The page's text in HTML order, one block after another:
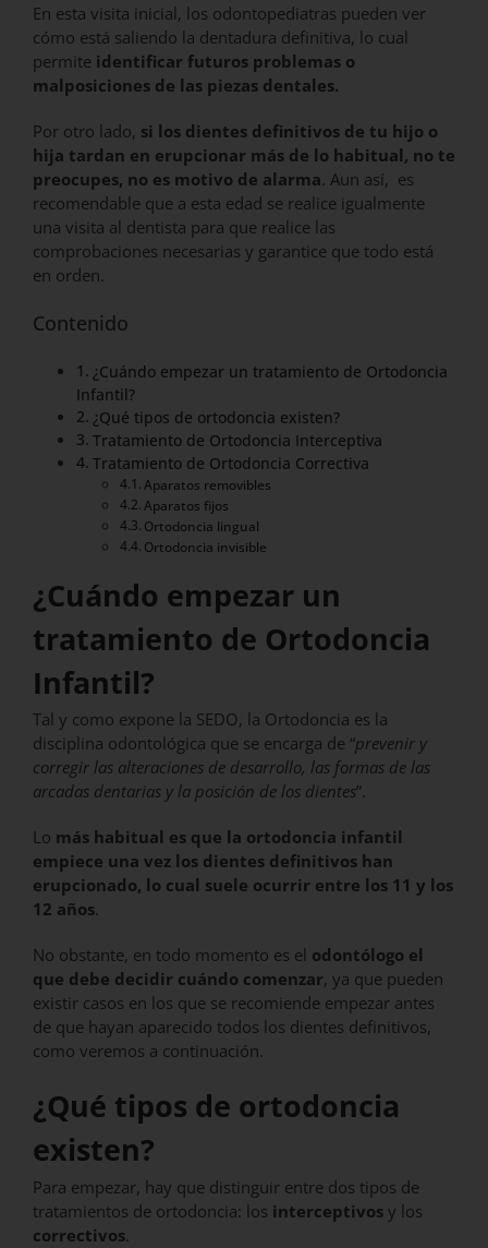
En esta visita inicial, los odontopediatras pueden ver
cómo está saliendo la dentadura definitiva, lo cual
permite identificar futuros problemas o
malposiciones de las piezas dentales.
Por otro lado, si los dientes definitivos de tu hijo o
hija tardan en erupcionar más de lo habitual, no te
preocupes, no es motivo de alarma. Aun así, es
recomendable que a esta edad se realice igualmente
una visita al dentista para que realice las
comprobaciones necesarias y garantice que todo está
en orden.
Contenido
¿Cuándo empezar un tratamiento de Ortodoncia
Infantil?
¿Qué tipos de ortodoncia existen?
Tratamiento de Ortodoncia Interceptiva
Tratamiento de Ortodoncia Correctiva
Aparatos removibles
Aparatos fijos
Ortodoncia lingual
Ortodoncia invisible
¿Cuándo empezar un
tratamiento de Ortodoncia
Infantil?
Tal y como expone la SEDO, la Ortodoncia es la
disciplina odontológica que se encarga de “prevenir y
corregir las alteraciones de desarrollo, las formas de las
arcadas dentarias y la posición de los dientes”.
Lo más habitual es que la ortodoncia infantil
empiece una vez los dientes definitivos han
erupcionado, lo cual suele ocurrir entre los 11 y los
12 años.
No obstante, en todo momento es el odontólogo el
que debe decidir cuándo comenzar, ya que pueden
existir casos en los que se recomiende empezar antes
de que hayan aparecido todos los dientes definitivos,
como veremos a continuación.
¿Qué tipos de ortodoncia
existen?
Para empezar, hay que distinguir entre dos tipos de
tratamientos de ortodoncia: los interceptivos y los
correctivos.